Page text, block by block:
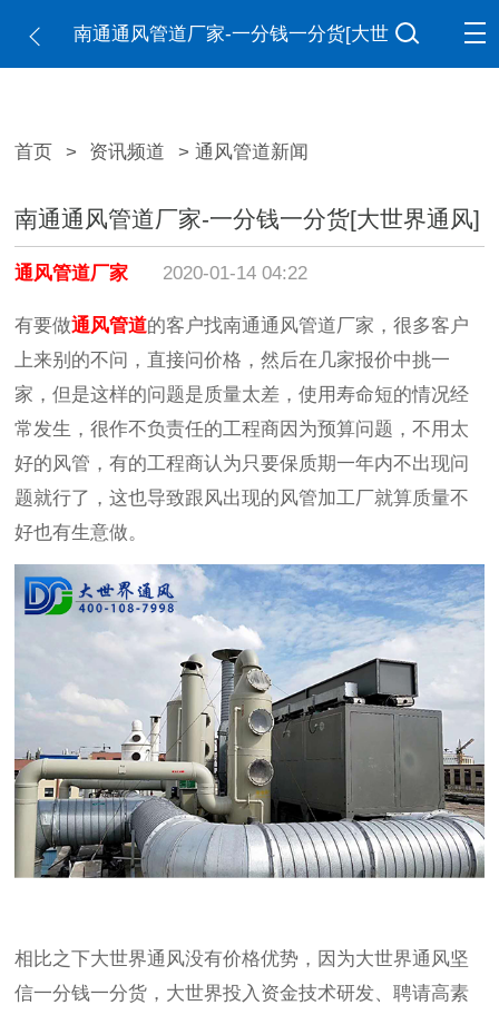
南通通风管道厂家-一分钱一分货[大世
首页 > 资讯频道 > 通风管道新闻
南通通风管道厂家-一分钱一分货[大世界通风]
通风管道厂家 2020-01-14 04:22
有要做通风管道的客户找南通通风管道厂家，很多客户
上来别的不问，直接问价格，然后在几家报价中挑一
家，但是这样的问题是质量太差，使用寿命短的情况经
常发生，很作不负责任的工程商因为预算问题，不用太
好的风管，有的工程商认为只要保质期一年内不出现问
题就行了，这也导致跟风出现的风管加工厂就算质量不
好也有生意做。
相比之下大世界通风没有价格优势，因为大世界通风坚
信一分钱一分货，大世界投入资金技术研发、聘请高素